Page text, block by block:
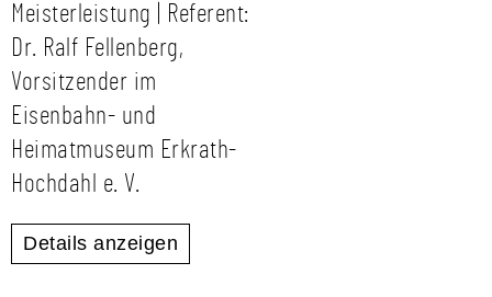
Meisterleistung | Referent:
Dr. Ralf Fellenberg,
Vorsitzender im
Eisenbahn- und
Heimatmuseum Erkrath-
Hochdahl e. V.
Details anzeigen